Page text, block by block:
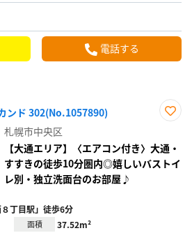
電話する
ンド 302(No.1057890)
り登
録
札幌市中央区
【大通エリア】〈エアコン付き〉大通・
すすきの徒歩10分圏内◎嬉しいバストイ
レ別・独立洗面台のお部屋♪
丁目駅」徒歩6分
面積 37.52m²